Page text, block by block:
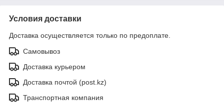
Условия доставки
Доставка осуществляется только по предоплате.
Самовывоз
Доставка курьером
Доставка почтой (post.kz)
Транспортная компания